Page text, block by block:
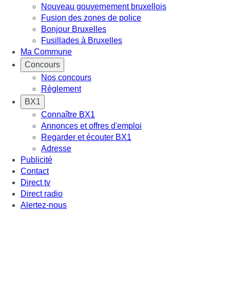
Nouveau gouvernement bruxellois
Fusion des zones de police
Bonjour Bruxelles
Fusillades à Bruxelles
Ma Commune
Concours
Nos concours
Règlement
BX1
Connaître BX1
Annonces et offres d'emploi
Regarder et écouter BX1
Adresse
Publicité
Contact
Direct tv
Direct radio
Alertez-nous